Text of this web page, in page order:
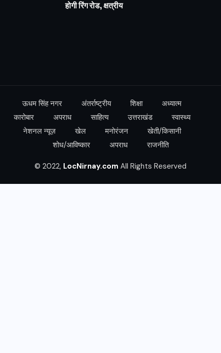
होगी रिंग रोड, क्षत्रीय
ऊधम सिंह नगर अंतर्राष्ट्रीय शिक्षा
अध्यात्म
कारोबार
अपराध साहित्य उत्तराखंड
स्वास्थ्य
नेशनल न्यूज़
खेल मनोरंजन
खेती/किसानी
शोध/आविष्कार
अपराध राजनीति
© 2022, LocNirnay.com All Rights Reserved